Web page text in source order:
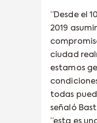
“Desde el
2019
ciudad
estamos
todas
señaló
“esta es